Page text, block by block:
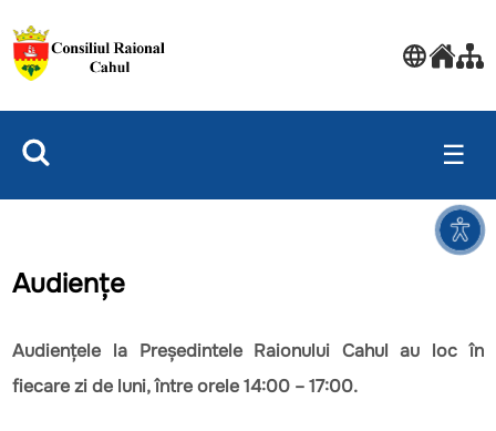
☰
Audiențe
Audienţele la Preşedintele Raionului Cahul au loc în
fiecare zi de luni, între orele 14:00 – 17:00.